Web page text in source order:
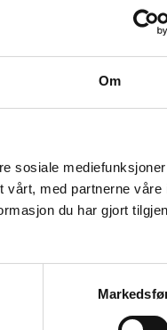
Om
sosiale
vårt, med partnerne våre
du har gjort